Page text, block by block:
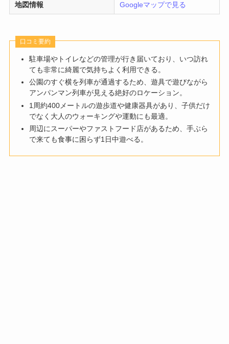
地図情報 Googleマップで見る
口コミ要約
駐車場やトイレなどの管理が行き届いており、いつ訪れ
ても非常に綺麗で気持ちよく利用できる。
公園のすぐ横を列車が通過するため、遊具で遊びながら
アンパンマン列車が見える絶好のロケーション。
1周約400メートルの遊歩道や健康器具があり、子供だけ
でなく大人のウォーキングや運動にも最適。
周辺にスーパーやファストフード店があるため、手ぶら
で来ても食事に困らず1日中遊べる。